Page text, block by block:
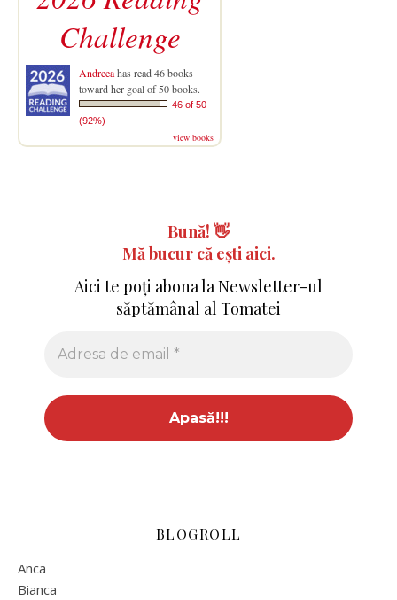
Challenge
Andreeahas read 46 books
toward her goal of 50 books.
46 of 50
(92%)
view books
Bună! 👋
Mă bucur că ești aici.
Aici te poți abona la Newsletter-ul
săptămânal al Tomatei
BLOGROLL
Anca
Bianca